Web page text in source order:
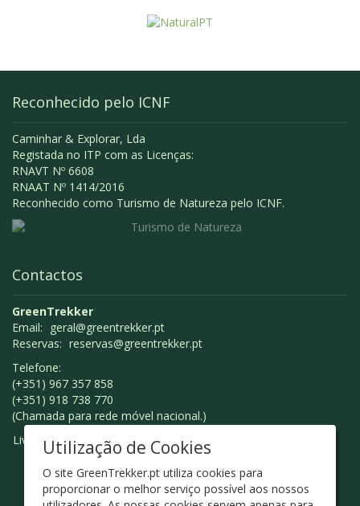
Reconhecido pelo ICNF
Caminhar & Explorar, Lda
Registada no ITP com as Licenças:
RNAVT Nº 6608
RNAAT Nº 1414/2016
Reconhecido como Turismo de Natureza pelo ICNF.
Contactos
GreenTrekker
Email: geral@greentrekker.pt
Reservas: reservas@greentrekker.pt
Telefone:
(+351) 967 357 858
(+351) 918 738 770
(Chamada para rede móvel nacional.)
Livro de Reclamações
Utilização de Cookies
O site GreenTrekker.pt utiliza cookies para
proporcionar o melhor serviço possível aos nossos